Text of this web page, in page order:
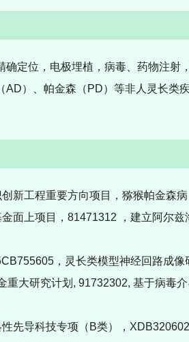
定位，电极埋植，病毒、药物注射
AD）、帕金森（ PD）等非人灵长类
创新工程重要方向项目，猕猴帕金森病
面上项目， 81471312 ，建立阿尔兹
，灵长类模型神经回路成像
重大研究计划 , 91732302, 基于病毒介
性先导科技专项（ B类），